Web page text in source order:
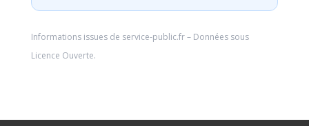
Informations issues de service-public.fr– Données sous
Licence Ouverte.